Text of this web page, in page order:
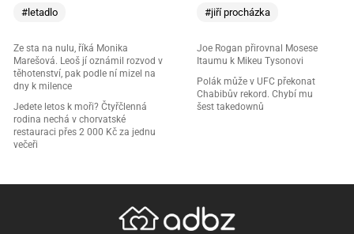
#letadlo
Ze sta na nulu, říká Monika
Marešová. Leoš jí oznámil rozvod v
těhotenství, pak podle ní mizel na
dny k milence
Jedete letos k moři? Čtyřčlenná
rodina nechá v chorvatské
restauraci přes 2 000 Kč za jednu
večeři
#jiří procházka
Joe Rogan přirovnal Mosese
Itaumu k Mikeu Tysonovi
Polák může v UFC překonat
Chabibův rekord. Chybí mu
šest takedownů